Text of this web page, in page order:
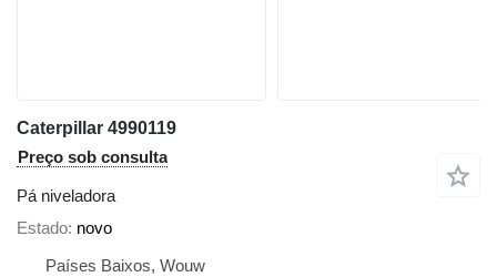
Caterpillar 4990119
Preço sob consulta
Pá niveladora
Estado novo
Países Baixos, Wouw